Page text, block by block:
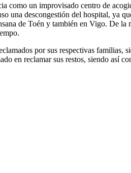
como un improvisado centro de
descongestión del hospital, ya
de Toén y también en Vigo. De
por sus respectivas familias,
en reclamar sus restos, siendo así